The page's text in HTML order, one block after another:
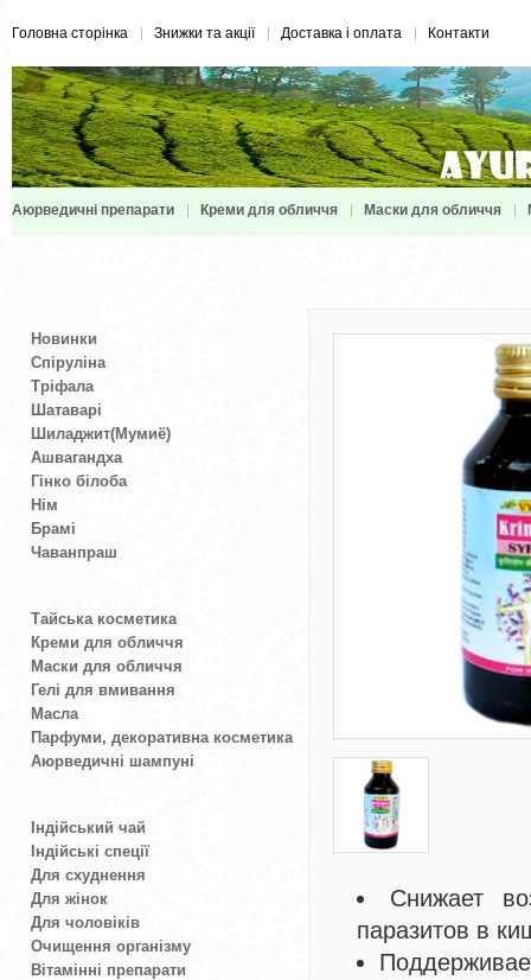
Головна сторінка Знижки та акції Доставка і оплата Контакти
Аюрведичні препарати Креми для обличчя Маски для обличчя
Новинки
Спіруліна
Тріфала
Шатаварі
Шиладжит(Мумиё)
Ашвагандха
Гінко білоба
Нім
Брамі
Чаванпраш
Тайська косметика
Креми для обличчя
Маски для обличчя
Гелі для вмивання
Масла
Парфуми, декоративна косметика
Аюрведичні шампуні
Індійський чай
Індійські спеції
Для схуднення
Для жінок
Для чоловіків
Очищення організму
Вітамінні препарати
Снижает
паразитов в